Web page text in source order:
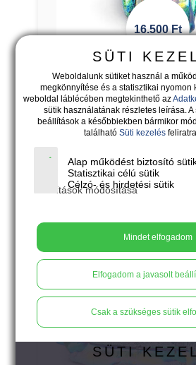
16.500Ft
ÉCLAT - hullámos
ezüst-arany színű
Éclat - A fényben fürdőző
SÜTI
Weboldalunk sütiket használ a
megkönnyítése és a statisztikai nyomon
weboldal láblécében megtekinthető az
sütik használatának részletes leírása.
beállítások a későbbiekben bármikor
található Süti kezelés
Alap működést biztosító
Statisztikai célú sütik
Célzó- és hirdetési sütik
Beállítások módosítása
Mindet elfogadom
Elfogadom a javasolt
Csak a szükséges sütik
SÜTI